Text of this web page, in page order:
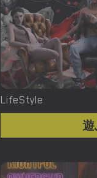
LifeStyle
遊